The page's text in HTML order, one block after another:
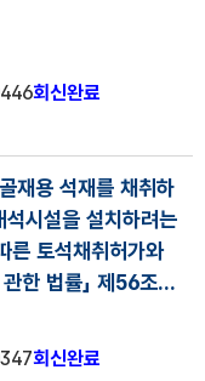
회신완료
재용 석재를 채취하
시설을 설치하려는
른 토석채취허가와
한 법률」 제56조...
회신완료